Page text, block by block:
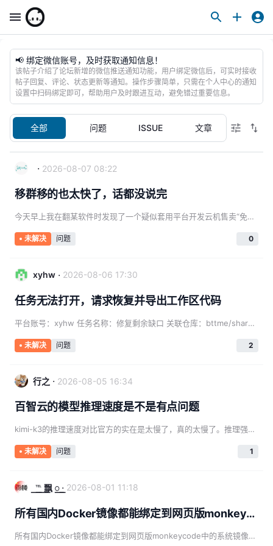
📢 绑定微信账号，及时获取通知信息！
该帖子介绍了论坛新增的微信推送通知功能，用户绑定微信后，可实时接收
帖子回复、评论、状态更新等通知。操作步骤简单，只需在个人中心的通知
设置中扫码绑定即可，帮助用户及时跟进互动，避免错过重要信息。
全部 问题 ISSUE 文章
· 2026-08-07 08:22
移群移的也太快了，话都没说完
今天早上我在翻某软件时发现了一个疑似套用平台开发云机售卖“免费服务器”教程的商品，想着发到群里和管理说一下，结果刚把东西发过去话还没打出去就被踢了![](/koala/public/assets/discussion/8a1aa434-e11a-4dc0
未解决 问题 0
xyhw · 2026-08-06 17:30
任务无法打开，请求恢复并导出工作区代码
平台账号：xyhw 任务名称：修复剩余缺口 关联仓库：bttme/shared-hotel（中文名：共享商机） 任务状态：已完成（约今日早些时候完成） 模型/消耗：基础模型，约 93.1M tokens 问题描述： 该任务显示已完成，但点击后无法打开会话（在 App 端和网页端均无法进入）。项目代码只存在于该任务的工作区中，从未推送到 git 仓库（shared-hotel 仓库目
未解决 问题 2
行之 · 2026-08-05 16:34
百智云的模型推理速度是不是有点问题
kimi-k3的推理速度对比官方的实在是太慢了，真的太慢了。推理强度也不高啊，就是response超级慢
未解决 问题 1
꯭℡ ꯭飘 ꯭ · 2026-08-01 11:18
所有国内Docker镜像都能绑定到网页版monkeycode中的系统镜像吗？有什么限制？
所有国内Docker镜像都能绑定到网页版monkeycode中的系统镜像吗？有什么限制？